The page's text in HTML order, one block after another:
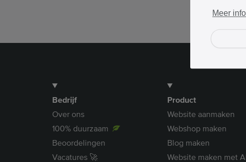
Bedrijf
Over ons
100% duurzaam
Beoordelingen
Vacatures 🚀
Product
Website aanmaken
Webshop maken
Blog maken
Website maken met
Meer